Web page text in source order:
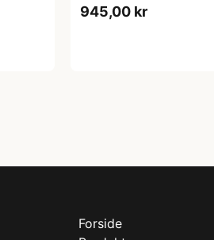
945,00 kr
Forside